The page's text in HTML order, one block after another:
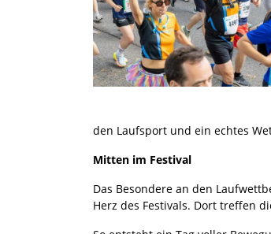
den Laufsport und ein echtes
Mitten im Festival
Das Besondere an den
Herz des Festivals. Dort treffen